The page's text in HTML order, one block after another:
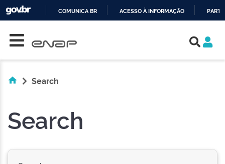
COMUNICA BR ACESSO À INFORMAÇÃO
Search
Search